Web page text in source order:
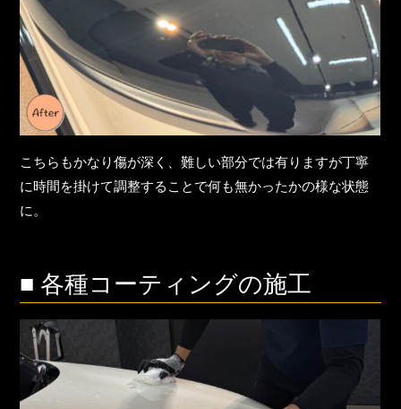
こちらもかなり傷が深く、難しい部分では有りますが丁寧
に時間を掛けて調整することで何も無かったかの様な状態
に。
■ 各種コーティングの施工